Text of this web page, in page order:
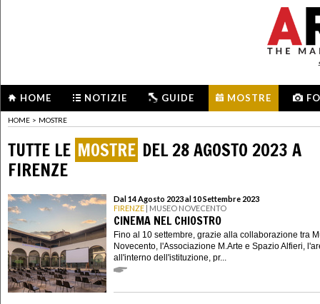
HOME NOTIZIE GUIDE MOSTRE
HOME > MOSTRE
TUTTE LE MOSTRE DEL 28 AGOSTO 2023 A
FIRENZE
Dal 14 Agosto 2023 al 10 Settembre 2023
FIRENZE | MUSEO NOVECENTO
CINEMA NEL CHIOSTRO
Fino al 10 settembre, grazie alla collaborazione tra
Novecento, l'Associazione M.Arte e Spazio Alfieri,
all'interno dell'istituzione, pr...